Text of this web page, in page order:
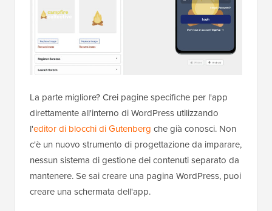
La parte migliore? Crei pagine specifiche per l'app
direttamente all'interno di WordPress utilizzando
l'editor di blocchi di Gutenberg che già conosci. Non
c'è un nuovo strumento di progettazione da imparare,
nessun sistema di gestione dei contenuti separato da
mantenere. Se sai creare una pagina WordPress, puoi
creare una schermata dell'app.